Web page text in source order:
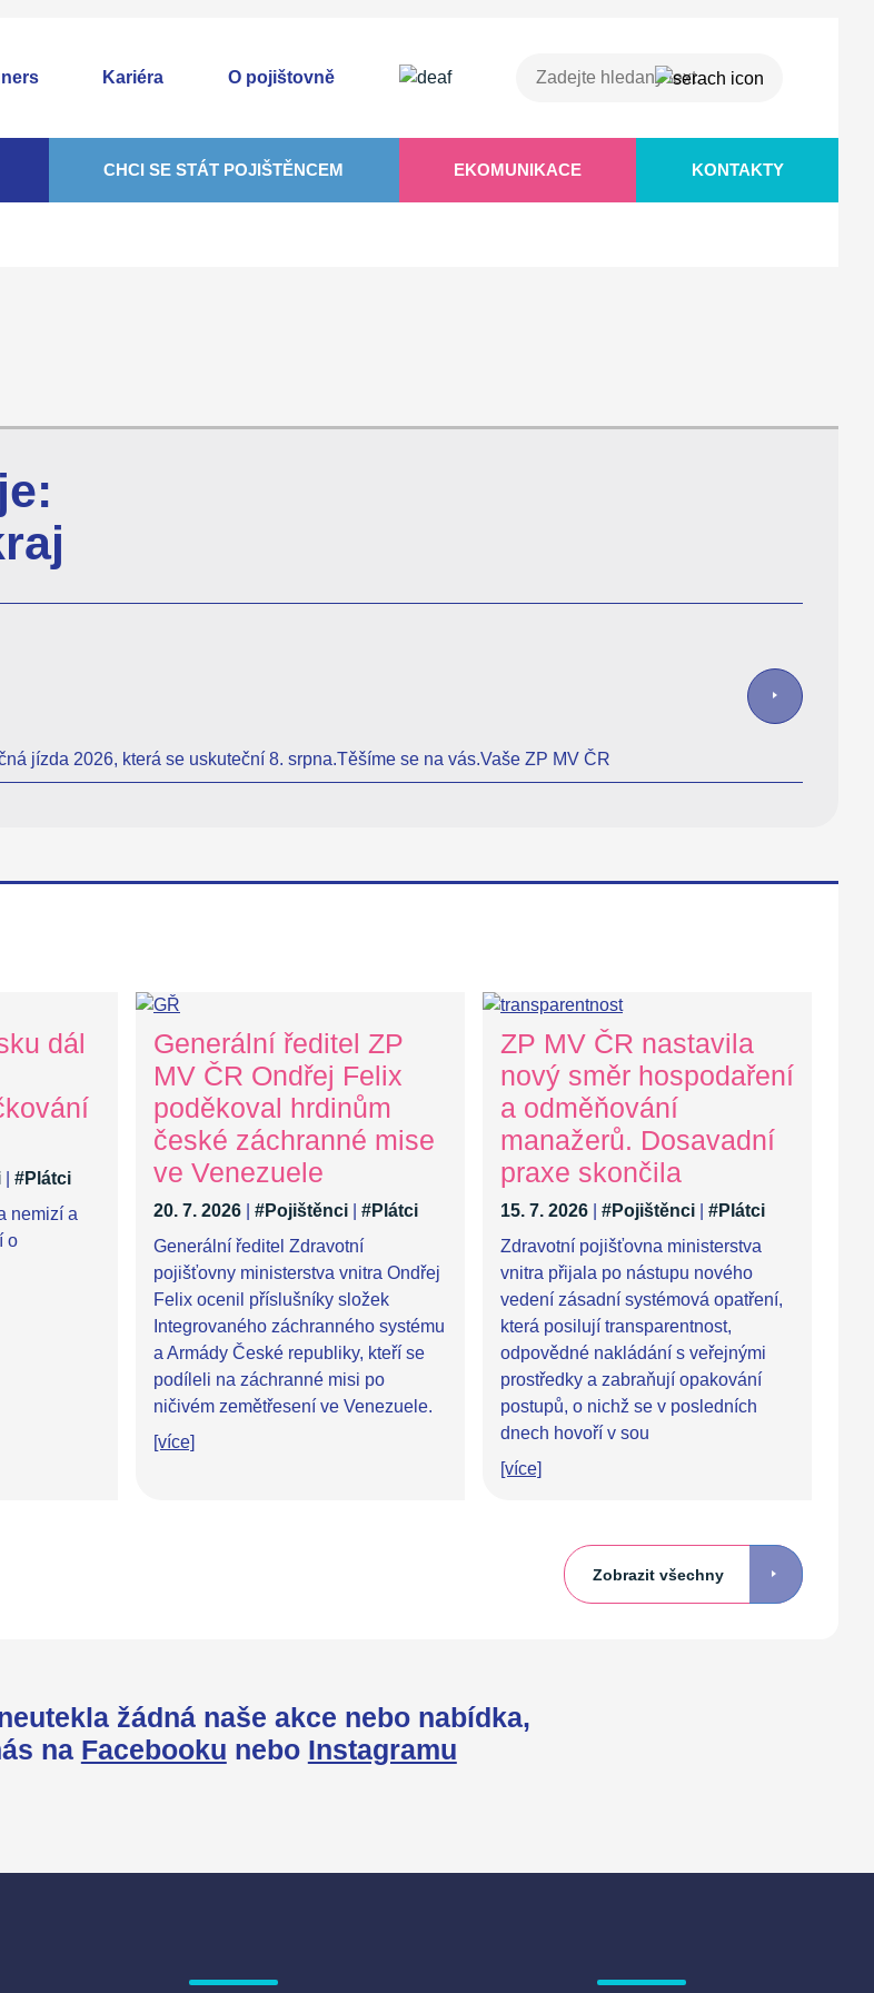
Kariéra O pojištovně
CHCI SE STÁT POJIŠTĚNCEM EKOMUNIKACE KONTAKTY
jízda 2026, která se uskuteční 8. srpna.Těšíme se na vás.Vaše ZP MV ČR
dál
#Plátci
nemizí a
o
Generální ředitel ZP
MV ČR Ondřej Felix
poděkoval hrdinům
české záchranné mise
ve Venezuele
20. 7. 2026 #Pojištěnci
#Plátci
Generální ředitel Zdravotní
pojišťovny ministerstva vnitra Ondřej
Felix ocenil příslušníky složek
Integrovaného záchranného systému
a Armády České republiky, kteří se
podíleli na záchranné misi po
ničivém zemětřesení ve Venezuele.
[více]
ZP MV ČR nastavila
nový směr hospodaření
a odměňování
manažerů. Dosavadní
praxe skončila
15. 7. 2026 #Pojištěnci
#Plátci
Zdravotní pojišťovna ministerstva
vnitra přijala po nástupu nového
vedení zásadní systémová opatření,
která posilují transparentnost,
odpovědné nakládání s veřejnými
prostředky a zabraňují opakování
postupů, o nichž se v posledních
dnech hovoří v sou
[více]
Zobrazit všechny
žádná naše akce nebo nabídka,
na Facebooku nebo Instagramu